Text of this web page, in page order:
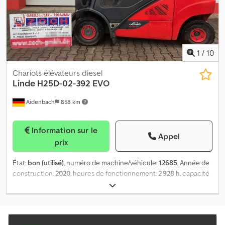
1 / 10
Aidenbach 858 km
Chariots élévateurs diesel
Linde H25D-02-392 EVO
prix
Appel
État: bon (utilisé), numéro de machine/véhicule:12685, Année de
construction:2020, heures de fonctionnement:2 928 h, capacité
, hauteur de levage:
1 500 mm, hauteur de construction:2 180 mm, longueur des
arrière:23x9-10, poids total:4 030 kg, Type de moteur : diesel,